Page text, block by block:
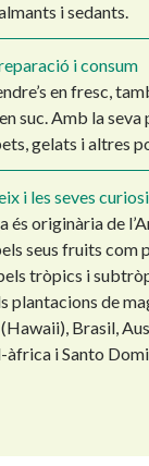
i sedants.
i consum
en fresc,
suc. Amb la
gelats i altres
i les seves
és originària de
seus fruits com
tròpics i
plantacions de
Brasil,
àfrica i Santo